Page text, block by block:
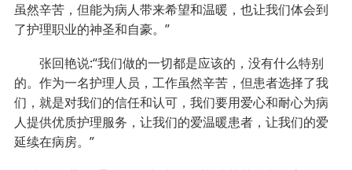
虽然辛苦，但能为病人带来希望和温暖，也让我们体会到
了护理职业的神圣和自豪。”
张回艳说:“我们做的一切都是应该的，没有什么特别
的。作为一名护理人员，工作虽然辛苦，但患者选择了我
们，就是对我们的信任和认可，我们要用爱心和耐心为病
人提供优质护理服务，让我们的爱温暖患者，让我们的爱
延续在病房。”